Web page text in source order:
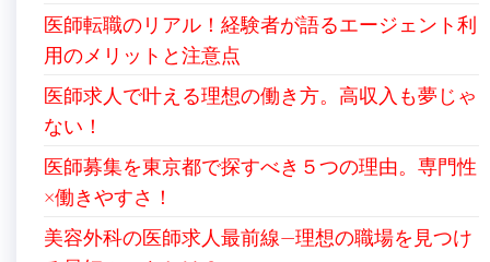
医師転職のリアル！経験者が語るエージェント利
用のメリットと注意点
医師求人で叶える理想の働き方。高収入も夢じゃ
ない！
医師募集を東京都で探すべき５つの理由。専門性
×働きやすさ！
美容外科の医師求人最前線—理想の職場を見つけ